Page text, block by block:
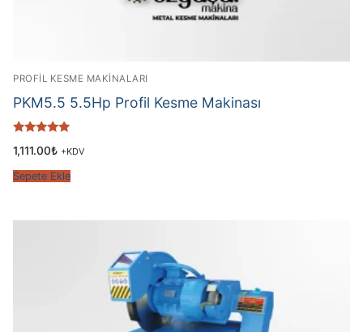
PROFİL KESME MAKİNALARI
PKM5.5 5.5Hp Profil Kesme Makinası
5.00
1,111.00₺ +KDV
Sepete Ekle